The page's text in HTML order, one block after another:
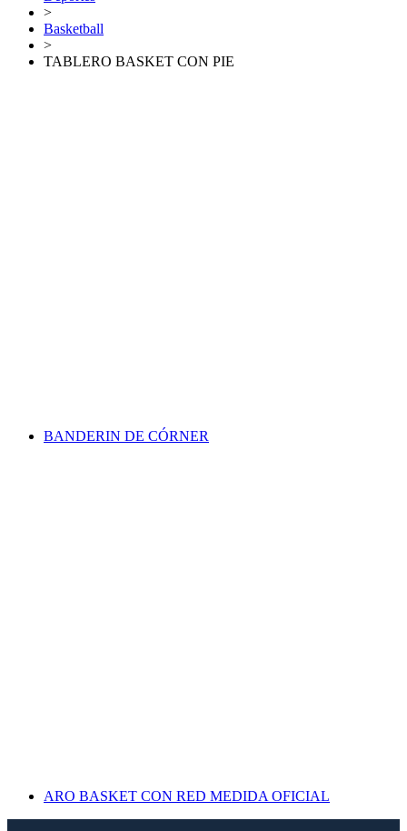
>
Basketball
>
TABLERO BASKET CON PIE
BANDERIN DE CÓRNER
ARO BASKET CON RED MEDIDA OFICIAL